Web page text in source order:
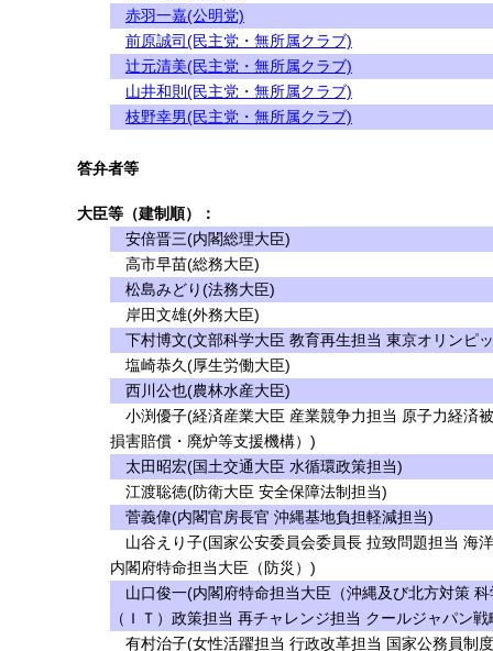
赤羽一嘉(公明党)
前原誠司(民主党・無所属クラブ)
辻元清美(民主党・無所属クラブ)
山井和則(民主党・無所属クラブ)
枝野幸男(民主党・無所属クラブ)
答弁者等
大臣等（建制順）：
安倍晋三(内閣総理大臣)
高市早苗(総務大臣)
松島みどり(法務大臣)
岸田文雄(外務大臣)
下村博文(文部科学大臣 教育再生担当 東京オリンピ
塩崎恭久(厚生労働大臣)
西川公也(農林水産大臣)
小渕優子(経済産業大臣 産業競争力担当 原子力経済
損害賠償・廃炉等支援機構）)
太田昭宏(国土交通大臣 水循環政策担当)
江渡聡徳(防衛大臣 安全保障法制担当)
菅義偉(内閣官房長官 沖縄基地負担軽減担当)
山谷えり子(国家公安委員会委員長 拉致問題担当 海
内閣府特命担当大臣（防災）)
山口俊一(内閣府特命担当大臣（沖縄及び北方対策
（ＩＴ）政策担当 再チャレンジ担当 クールジャパン
有村治子(女性活躍担当 行政改革担当 国家公務員制